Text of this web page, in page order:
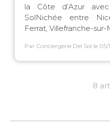
la Côte d’Azur
SolNichée entre
Ferrat, Villefranche-sur-
Par Conciergerie Del Sol le 05/
8